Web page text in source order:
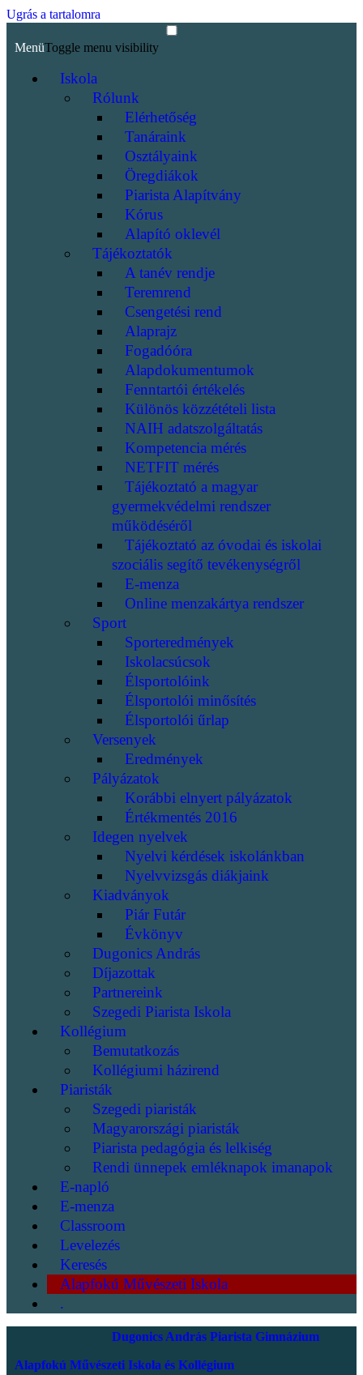
Ugrás a tartalomra
MenüToggle menu visibility
Iskola
Rólunk
Elérhetőség
Tanáraink
Osztályaink
Öregdiákok
Piarista Alapítvány
Kórus
Alapító oklevél
Tájékoztatók
A tanév rendje
Teremrend
Csengetési rend
Alaprajz
Fogadóóra
Alapdokumentumok
Fenntartói értékelés
Különös közzétételi lista
NAIH adatszolgáltatás
Kompetencia mérés
NETFIT mérés
Tájékoztató a magyar
gyermekvédelmi rendszer
működéséről
Tájékoztató az óvodai és iskolai
szociális segítő tevékenységről
E-menza
Online menzakártya rendszer
Sport
Sporteredmények
Iskolacsúcsok
Élsportolóink
Élsportolói minősítés
Élsportolói űrlap
Versenyek
Eredmények
Pályázatok
Korábbi elnyert pályázatok
Értékmentés 2016
Idegen nyelvek
Nyelvi kérdések iskolánkban
Nyelvvizsgás diákjaink
Kiadványok
Piár Futár
Évkönyv
Dugonics András
Díjazottak
Partnereink
Szegedi Piarista Iskola
Kollégium
Bemutatkozás
Kollégiumi házirend
Piaristák
Szegedi piaristák
Magyarországi piaristák
Piarista pedagógia és lelkiség
Rendi ünnepek emléknapok imanapok
E-napló
E-menza
Classroom
Levelezés
Keresés
Alapfokú Művészeti Iskola
.
Dugonics András Piarista Gimnázium
Alapfokú Művészeti Iskola és Kollégium